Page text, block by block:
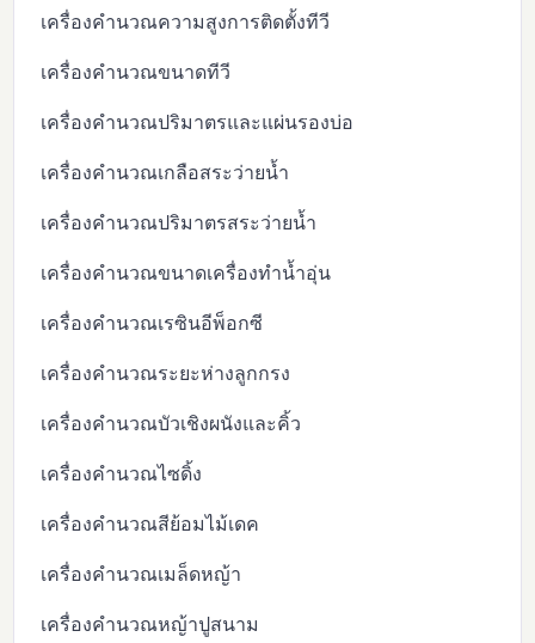
เครื่องคำนวณความสูงการติดตั้งทีวี
เครื่องคำนวณขนาดทีวี
เครื่องคำนวณปริมาตรและแผ่นรองบ่อ
เครื่องคำนวณเกลือสระว่ายน้ำ
เครื่องคำนวณปริมาตรสระว่ายน้ำ
เครื่องคำนวณขนาดเครื่องทำน้ำอุ่น
เครื่องคำนวณเรซินอีพ็อกซี
เครื่องคำนวณระยะห่างลูกกรง
เครื่องคำนวณบัวเชิงผนังและคิ้ว
เครื่องคำนวณไซดิ้ง
เครื่องคำนวณสีย้อมไม้เดค
เครื่องคำนวณเมล็ดหญ้า
เครื่องคำนวณหญ้าปูสนาม